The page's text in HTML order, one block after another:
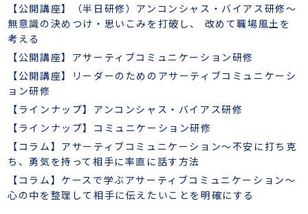
【公開講座】（半日研修）アンコンシャス・バイアス研修～
無意識の決めつけ・思いこみを打破し、 改めて職場風土を
考える
【公開講座】アサーティブコミュニケーション研修
【公開講座】リーダーのためのアサーティブコミュニケーシ
ョン研修
【ラインナップ】アンコンシャス・バイアス研修
【ラインナップ】コミュニケーション研修
【コラム】アサーティブコミュニケーション～不安に打ち克
ち、勇気を持って相手に率直に話す方法
【コラム】ケースで学ぶアサーティブコミュニケーション～
心の中を整理して相手に伝えたいことを明確にする